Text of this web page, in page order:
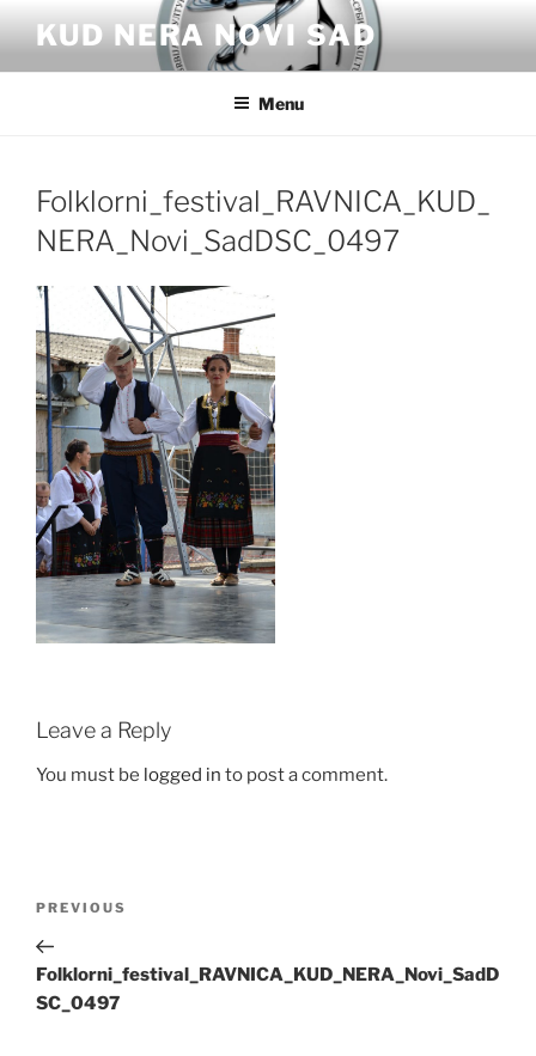
content
KUD NERA NOVI SAD
Menu
Folklorni_festival_RAVNICA_KUD_
NERA_Novi_SadDSC_0497
Leave a Reply
You must be logged in to post a comment.
Previous
Post
PREVIOUS
Folklorni_festival_RAVNICA_KUD_NERA_Novi_SadD
SC_0497